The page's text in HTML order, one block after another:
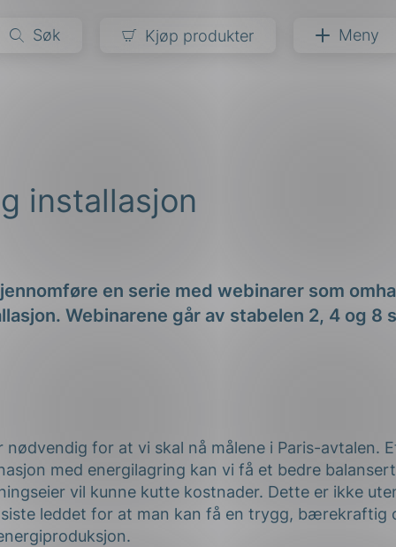
Søk Kjøp produkter Meny
installasjon
en serie med webinarer som
Webinarene går av stabelen 2, 4 og 8
nødvendig for at vi skal nå målene i Paris-avtalen.
med energilagring kan vi få et bedre
vil kunne kutte kostnader. Dette er ikke
leddet for at man kan få en trygg, bærekraftig